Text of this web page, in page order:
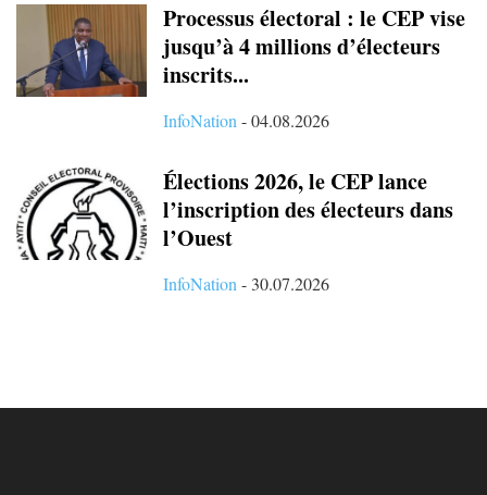
Processus électoral : le CEP vise
jusqu’à 4 millions d’électeurs
inscrits...
InfoNation -04.08.2026
Élections 2026, le CEP lance
l’inscription des électeurs dans
l’Ouest
InfoNation - 30.07.2026